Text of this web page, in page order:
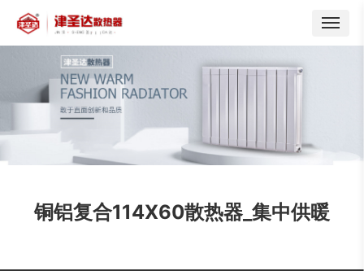
铜铝复合114X60散热器_集中供暖